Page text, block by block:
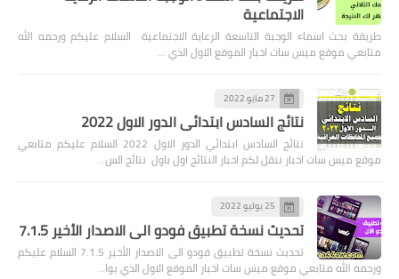
الاجتماعية
طريقة بحث اسماء الوجبة التاسعة الرعاية الاجتماعية السلام عليكم ورحمه الله
متابعي موقع ميس سات اخبار الموقع الاول الذي …
27 مايو 2022
نتائج السادس ابتدائي الدور الاول 2022
نتائج السادس ابتدائي الدور الاول 2022 السلام عليكم متابعي
موقع ميس سات اخبار ننقل لكم اخبار النتائج اول باول نتائج الس…
25 يوليو 2022
تحديث نسخة تطبيق فودو الى الاصدار الأخير 7.1.5
تحديث نسخة تطبيق فودو الى الاصدار الأخير 7.1.5 السلام عليكم
ورحمه الله متابعي موقع ميس سات اخبار الموقع الاول الذي يوا…